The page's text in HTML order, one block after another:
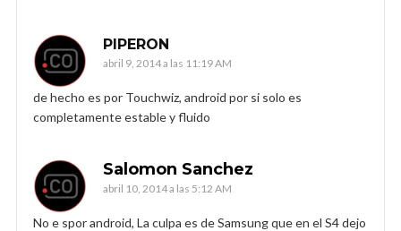
PIPERON
abril 9, 2014 a las 11:19 AM
de hecho es por Touchwiz, android por si solo es
completamente estable y fluido
Salomon Sanchez
abril 10, 2014 a las 5:12 AM
No e spor android, La culpa es de Samsung que en el S4 dejo